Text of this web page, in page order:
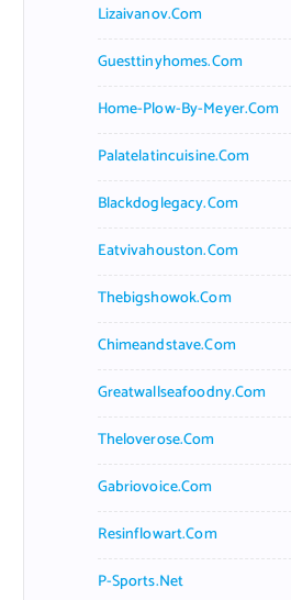
Lizaivanov.com
Guesttinyhomes.com
Home-Plow-By-Meyer.com
Palatelatincuisine.com
Blackdoglegacy.com
Eatvivahouston.com
Thebigshowok.com
Chimeandstave.com
Greatwallseafoodny.com
Theloverose.com
Gabriovoice.com
Resinflowart.com
P-Sports.net